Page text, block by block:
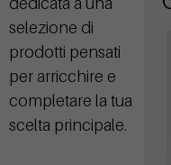
selezione di
prodotti pensati
per arricchire e
completare la tua
scelta principale.